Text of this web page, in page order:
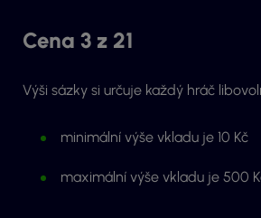
Cena 3 z 21
Výši sázky si určuje každý hráč
minimální výše vkladu je 10 Kč
maximální výše vkladu je 500